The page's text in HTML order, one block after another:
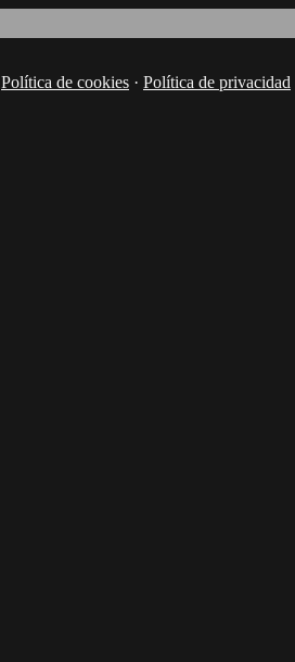
Política de cookies · Política de privacidad